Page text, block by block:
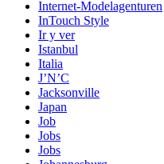
Internet-Modelagenturen
InTouch Style
Ir y ver
Istanbul
Italia
J’N’C
Jacksonville
Japan
Job
Jobs
Jobs